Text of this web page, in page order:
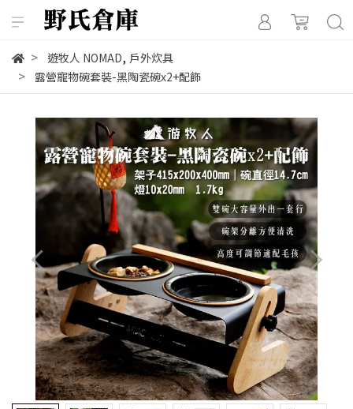
遊牧人 NOMAD, 戶外炊具
露營寵物碗套裝-黑陶瓷碗x2+配飾